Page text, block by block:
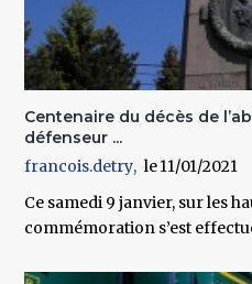
Centenaire du décès de
défenseur ...
francois.detry
11/01/2021
Ce samedi 9 janvier, sur les
commémoration s’est